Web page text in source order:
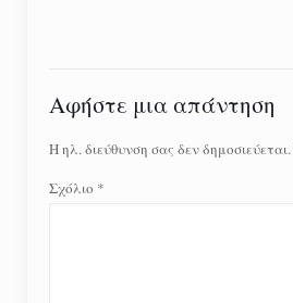
Αφήστε μια απάντηση
Η ηλ. διεύθυνση σας δεν δημοσιεύεται.
Σχόλιο *